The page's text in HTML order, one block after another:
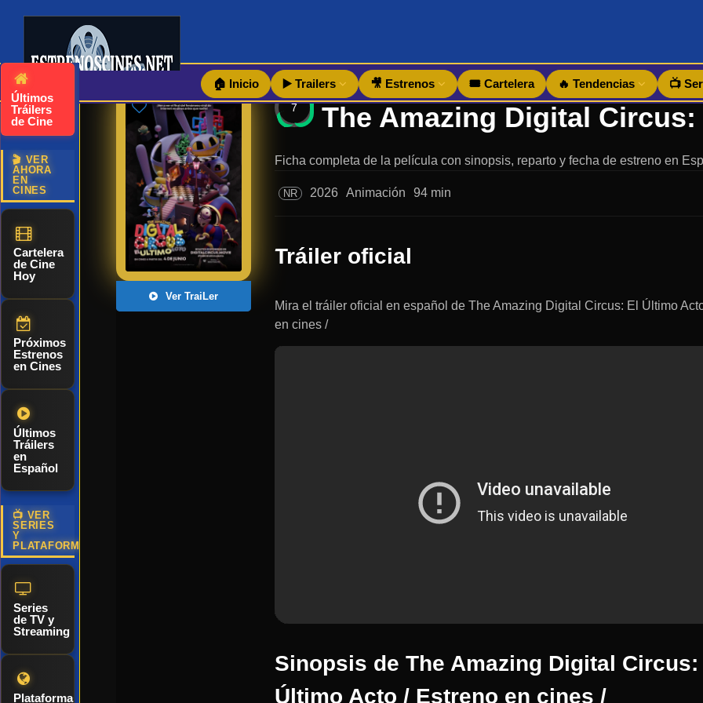
Últimos
Tráilers
de Cine
🎬 VER
AHORA
EN
CINES
Cartelera
de Cine
Hoy
Próximos
Estrenos
en Cines
Últimos
Tráilers
en
Español
📺 VER
SERIES
Y
PLATAFORMAS
Series
de TV y
Streaming
Plataformas
🏠 Inicio ▶️ Trailers 🎥 Estrenos 🎟️ Cartelera 🔥 Tendencias 📺
Ver TraiLer
7
Ficha completa de la película con sinopsis, reparto y fecha de estreno en
NR 2026 Animación 94 min
Tráiler oficial
Mira el tráiler oficial en español de The Amazing Digital Circus: El Último
en cines /
Sinopsis de The Amazing Digital Circus:
Último Acto / Estreno en cines /